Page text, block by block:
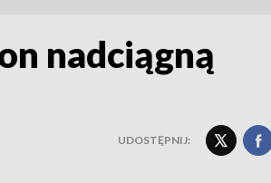
nadciągną
UDOSTĘPNIJ: